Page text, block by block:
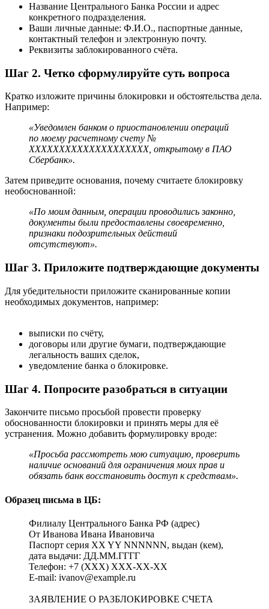
Название Центрального Банка России и адрес
конкретного подразделения.
Ваши личные данные: Ф.И.О., паспортные данные,
контактный телефон и электронную почту.
Реквизиты заблокированного счёта.
Шаг 2. Четко сформулируйте суть вопроса
Кратко изложите причины блокировки и обстоятельства дела.
Например:
«Уведомлен банком о приостановлении операций
по моему расчетному счету №
ХХХХХХХХХХХХХХХХХХХХ, открытому в ПАО
Сбербанк».
Затем приведите основания, почему считаете блокировку
необоснованной:
«По моим данным, операции проводились законно,
документы были предоставлены своевременно,
признаки подозрительных действий
отсутствуют».
Шаг 3. Приложите подтверждающие документы
Для убедительности приложите сканированные копии
необходимых документов, например:
выписки по счёту,
договоры или другие бумаги, подтверждающие
легальность ваших сделок,
уведомление банка о блокировке.
Шаг 4. Попросите разобраться в ситуации
Закончите письмо просьбой провести проверку
обоснованности блокировки и принять меры для её
устранения. Можно добавить формулировку вроде:
«Просьба рассмотреть мою ситуацию, проверить
наличие оснований для ограничения моих прав и
обязать банк восстановить доступ к средствам».
Образец письма в ЦБ:
Филиалу Центрального Банка РФ (адрес)
От Иванова Ивана Ивановича
Паспорт серия XX YY NNNNNN, выдан (кем),
дата выдачи: ДД.ММ.ГГГГ
Телефон: +7 (XXX) XXX-XX-XX
E-mail: ivanov@example.ru
ЗАЯВЛЕНИЕ О РАЗБЛОКИРОВКЕ СЧЕТА